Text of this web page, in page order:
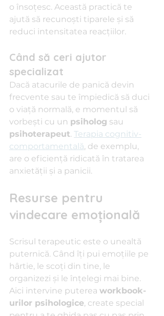
o însoțesc. Această practică te
ajută să recunoști tiparele și să
reduci intensitatea reacțiilor.
Când să ceri ajutor
specializat
Dacă atacurile de panică devin
frecvente sau te împiedică să duci
o viață normală, e momentul să
vorbești cu un psiholog sau
psihoterapeut. Terapia cognitiv-
comportamentală, de exemplu,
are o eficiență ridicată în tratarea
anxietății și a panicii.
Resurse pentru
vindecare emoțională
Scrisul terapeutic este o unealtă
puternică. Când îți pui emoțiile pe
hârtie, le scoți din tine, le
organizezi și le înțelegi mai bine.
Aici intervine puterea workbook-
urilor psihologice, create special